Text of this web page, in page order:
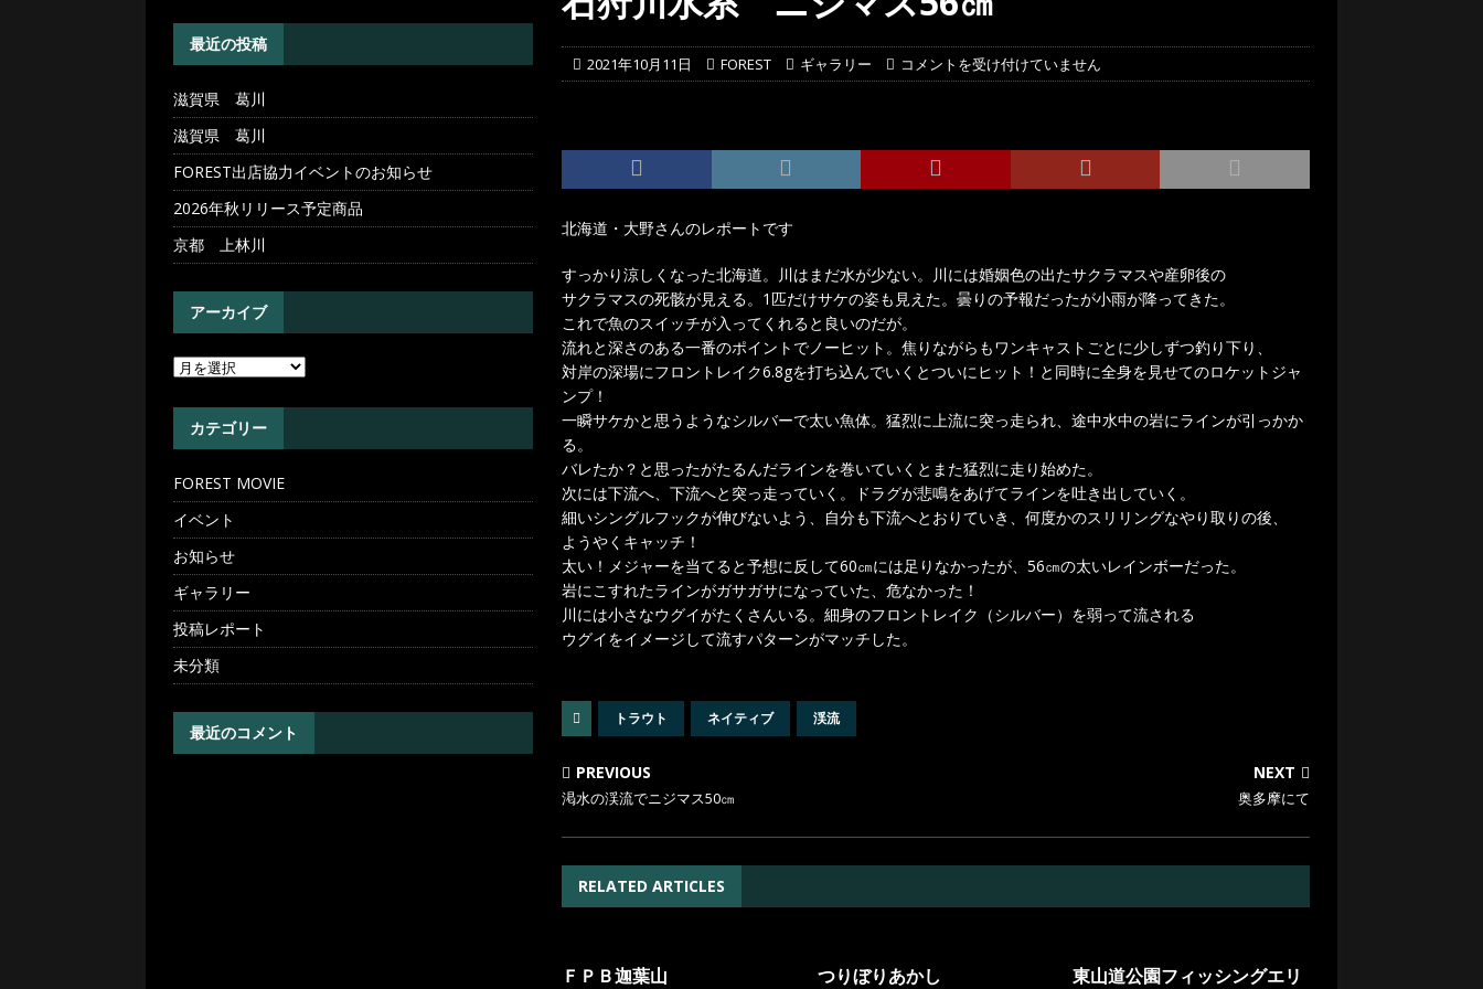
[ 2026年4月30日 ] 滋賀県 葛川 投稿レポート
2021年10月11日 FOREST ギャラリー コメントを受け付けていません
北海道・大野さんのレポートです
すっかり涼しくなった北海道。川はまだ水が少ない。川には婚姻色の出たサクラマスや産卵後の
サクラマスの死骸が見える。1匹だけサケの姿も見えた。曇りの予報だったが小雨が降ってきた。
これで魚のスイッチが入ってくれると良いのだが。
流れと深さのある一番のポイントでノーヒット。焦りながらもワンキャストごとに少しずつ釣り下り、
対岸の深場にフロントレイク6.8gを打ち込んでいくとついにヒット！と同時に全身を見せてのロケットジャ
ンプ！
一瞬サケかと思うようなシルバーで太い魚体。猛烈に上流に突っ走られ、途中水中の岩にラインが引っかか
る。
バレたか？と思ったがたるんだラインを巻いていくとまた猛烈に走り始めた。
次には下流へ、下流へと突っ走っていく。ドラグが悲鳴をあげてラインを吐き出していく。
細いシングルフックが伸びないよう、自分も下流へとおりていき、何度かのスリリングなやり取りの後、
ようやくキャッチ！
太い！メジャーを当てると予想に反して60㎝には足りなかったが、56㎝の太いレインボーだった。
岩にこすれたラインがガサガサになっていた、危なかった！
川には小さなウグイがたくさんいる。細身のフロントレイク（シルバー）を弱って流される
ウグイをイメージして流すパターンがマッチした。
トラウト ネイティブ 渓流
PREVIOUS
渇水の渓流でニジマス50㎝
NEXT
奥多摩にて
RELATED ARTICLES
ＦＰＢ迦葉山 つりぼりあかし
東山道公園フィッシングエリ
最近の投稿
滋賀県 葛川
滋賀県 葛川
FOREST出店協力イベントのお知らせ
2026年秋リリース予定商品
京都 上林川
アーカイブ
カテゴリー
FOREST MOVIE
イベント
お知らせ
ギャラリー
投稿レポート
未分類
最近のコメント